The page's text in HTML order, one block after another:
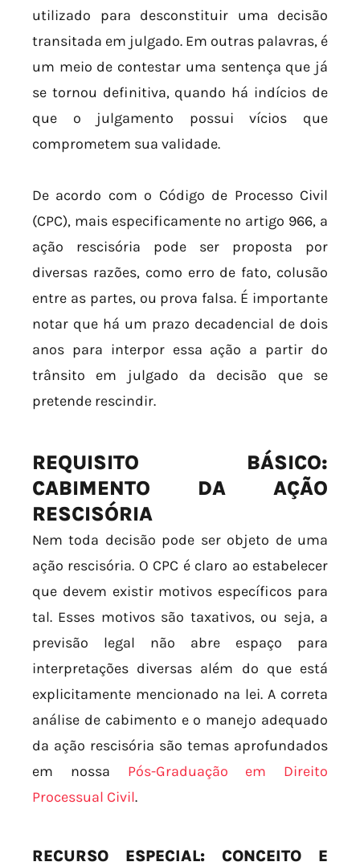
utilizado para desconstituir uma decisão
transitada em julgado. Em outras palavras, é
um meio de contestar uma sentença que já
se tornou definitiva, quando há indícios de
que o julgamento possui vícios que
comprometem sua validade.
De acordo com o Código de Processo Civil
(CPC), mais especificamente no artigo 966, a
ação rescisória pode ser proposta por
diversas razões, como erro de fato, colusão
entre as partes, ou prova falsa. É importante
notar que há um prazo decadencial de dois
anos para interpor essa ação a partir do
trânsito em julgado da decisão que se
pretende rescindir.
REQUISITO BÁSICO:
CABIMENTO DA AÇÃO
RESCISÓRIA
Nem toda decisão pode ser objeto de uma
ação rescisória. O CPC é claro ao estabelecer
que devem existir motivos específicos para
tal. Esses motivos são taxativos, ou seja, a
previsão legal não abre espaço para
interpretações diversas além do que está
explicitamente mencionado na lei. A correta
análise de cabimento e o manejo adequado
da ação rescisória são temas aprofundados
em nossa Pós-Graduação em Direito
Processual Civil.
RECURSO ESPECIAL: CONCEITO E